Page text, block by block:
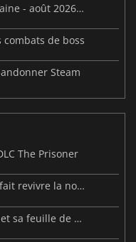
Sorties de jeux vidéo de cette semaine - août 2026 (semaine 32)
de boss
Steam
The Prisoner
ReStory : Chill Electronics Repairs fait revivre la nostalgie des années 2000
MARVEL Tōkon dévoile ses débuts et sa feuille de route